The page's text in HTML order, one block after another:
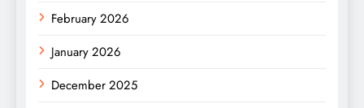
February 2026
January 2026
December 2025